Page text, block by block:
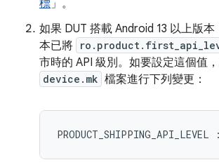
標」。
如果 DUT 搭載 Android 13 以上版
本已將
市時的 API 級別。如要設定這個值
device.mk 檔案進行下列變更：
PRODUCT_SHIPPING_API_LEVEL